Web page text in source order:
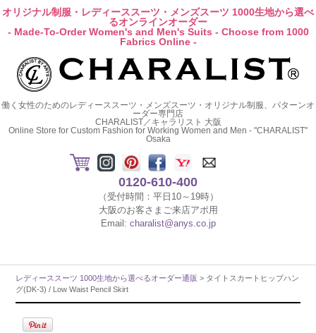
オリジナル制服・レディーススーツ・メンズスーツ 1000生地から選べ
るオンラインオーダー
- Made-To-Order Women's and Men's Suits - Choose from 1000
Fabrics Online -
働く女性のためのレディーススーツ・メンズスーツ・オリジナル制服、パターンオ
ーダー専門店
CHARALIST／キャラリスト 大阪
Online Store for Custom Fashion for Working Women and Men - "CHARALIST"
Osaka
0120-610-400
（受付時間：平日10～19時）
大阪のお客さまご来店アポ用
Email: charalist@anys.co.jp
レディーススーツ 1000生地から選べるオーダー通販 > タイトスカートヒップハン
グ(DK-3) / Low Waist Pencil Skirt